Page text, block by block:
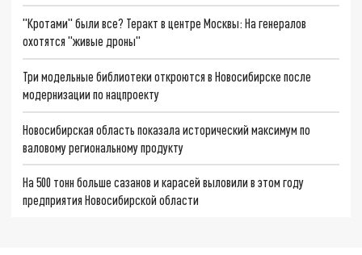
"Кротами" были все? Теракт в центре Москвы: На генералов
охотятся "живые дроны"
Три модельные библиотеки откроются в Новосибирске после
модернизации по нацпроекту
Новосибирская область показала исторический максимум по
валовому региональному продукту
На 500 тонн больше сазанов и карасей выловили в этом году
предприятия Новосибирской области